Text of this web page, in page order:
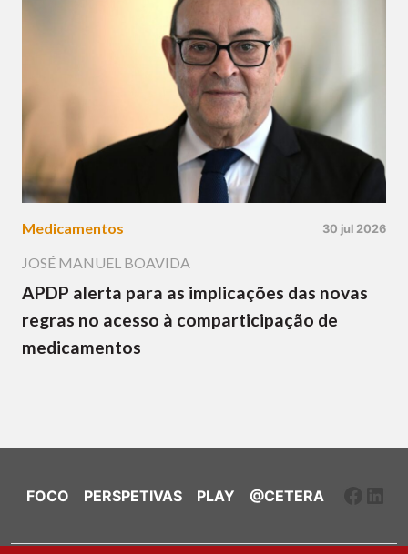
Medicamentos 30 jul 2026
JOSÉ MANUEL BOAVIDA
APDP alerta para as implicações das novas
regras no acesso à comparticipação de
medicamentos
FOCO PERSPETIVAS PLAY @CETERA